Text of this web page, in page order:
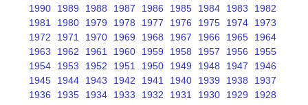
1990
1989 1988 1987 1986 1985 1984 1983
1982
1981
1980 1979 1978 1977 1976 1975 1974
1973
1972
1971 1970 1969 1968 1967 1966 1965
1964
1963
1962 1961 1960 1959 1958 1957 1956
1955
1954
1953 1952 1951 1950 1949 1948 1947
1946
1945
1944 1943 1942 1941 1940 1939 1938
1937
1936
1935 1934 1933 1932 1931 1930 1929
1928